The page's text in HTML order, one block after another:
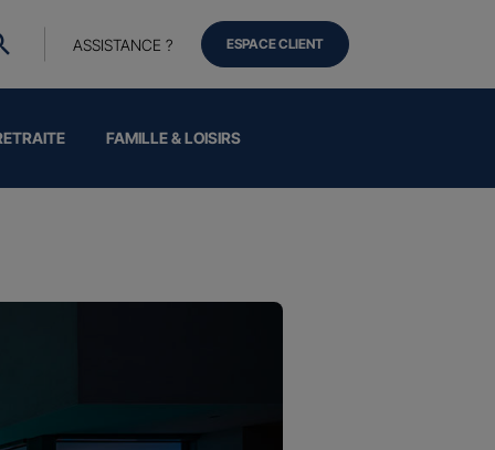
FAMILLE & LOISIRS
ASSISTANCE ? ESPACE CLIENT